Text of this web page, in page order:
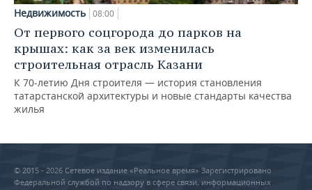
Недвижимость 08:00
От первого соцгорода до парков на
крышах: как за век изменилась
строительная отрасль Казани
К 70-летию Дня строителя — история становления
татарстанской архитектуры и новые стандарты качества
жилья
© 2015 - 2026 Сетевое издание «Реальное время» Зарегистрировано
Федеральной службой по надзору в сфере связи, информационных